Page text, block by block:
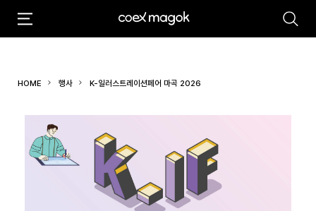
HOME 행사 K-일러스트레이션페어 마곡 2026